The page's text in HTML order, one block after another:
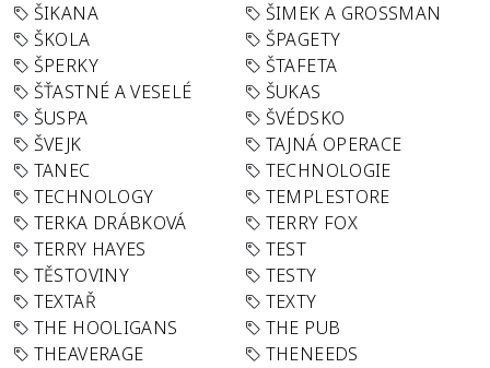
ŠIKANA
ŠIMEK A GROSSMAN
ŠKOLA
ŠPAGETY
ŠPERKY
ŠTAFETA
ŠŤASTNÉ A VESELÉ
ŠUKAS
ŠUSPA
ŠVÉDSKO
ŠVEJK
TAJNÁ OPERACE
TANEC
TECHNOLOGIE
TECHNOLOGY
TEMPLESTORE
TERKA DRÁBKOVÁ
TERRY FOX
TERRY HAYES
TEST
TĚSTOVINY
TESTY
TEXTAŘ
TEXTY
THE HOOLIGANS
THE PUB
THEAVERAGE
THENEEDS